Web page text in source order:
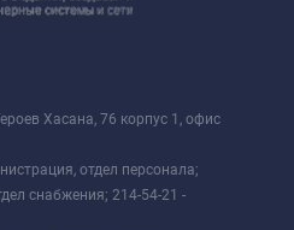
Хасана, 76 корпус 1, офис
отдел персонала;
снабжения; 214-54-21 -